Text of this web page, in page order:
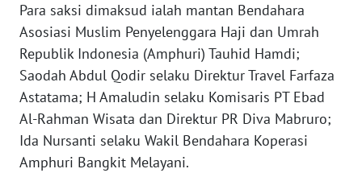
Para saksi dimaksud ialah mantan Bendahara
Asosiasi Muslim Penyelenggara Haji dan Umrah
Republik Indonesia (Amphuri) Tauhid Hamdi;
Saodah Abdul Qodir selaku Direktur Travel Farfaza
Astatama; H Amaludin selaku Komisaris PT Ebad
Al-Rahman Wisata dan Direktur PR Diva Mabruro;
Ida Nursanti selaku Wakil Bendahara Koperasi
Amphuri Bangkit Melayani.
BANTEN
WN
NTT
WN
KEPRI